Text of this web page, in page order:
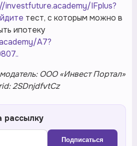
investfuture.academy/IFplus?
тест, с которым можно в
ипотеку
A7?
..
ООО «Инвест Портал»
2SDnjdfvtCz
рассылку
Подписаться